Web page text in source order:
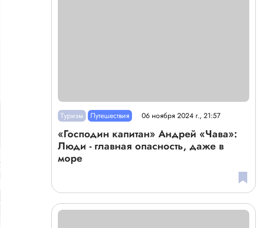
Туризм Путешествия 06 ноября 2024 г., 21:57
«Господин капитан» Андрей «Чава»:
Люди - главная опасность, даже в
море